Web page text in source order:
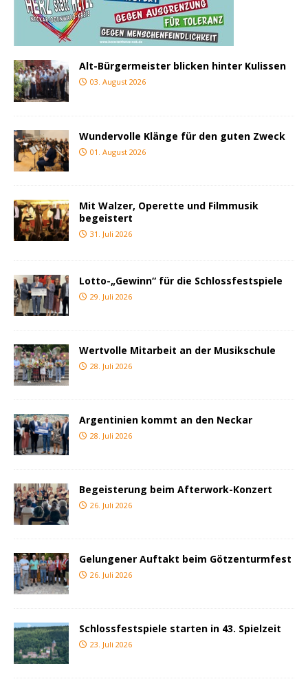
Alt-Bürgermeister blicken hinter Kulissen
03. August 2026
Wundervolle Klänge für den guten Zweck
01. August 2026
Mit Walzer, Operette und Filmmusik
begeistert
31. Juli 2026
Lotto-„Gewinn“ für die Schlossfestspiele
29. Juli 2026
Wertvolle Mitarbeit an der Musikschule
28. Juli 2026
Argentinien kommt an den Neckar
28. Juli 2026
Begeisterung beim Afterwork-Konzert
26. Juli 2026
Gelungener Auftakt beim Götzenturmfest
26. Juli 2026
Schlossfestspiele starten in 43. Spielzeit
23. Juli 2026